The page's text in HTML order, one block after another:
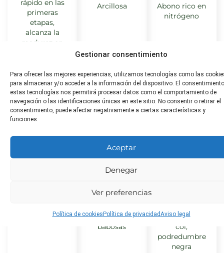
Gestionar consentimiento
Para ofrecer las mejores experiencias, utilizamos tecnologías como las
para almacenar y/o acceder a la información del dispositivo. El
estas tecnologías nos permitirá procesar datos como el comportamiento de
navegación o las identificaciones únicas en este sitio. No consentir o retirar el
consentimiento, puede afectar negativamente a ciertas características y
funciones.
Aceptar
Denegar
Ver preferencias
Política de cookiesPolítica de privacidadAviso legal
rápido en las
primeras
etapas,
alcanza la
madurez en
Arcillosa
Abono rico en
nitrógeno
Distancia
de
Toxicidad
No tóxica
¿Apta
para
Plagas
Pulgones,
babosas
Hernia de la
col,
podredumbre
negra